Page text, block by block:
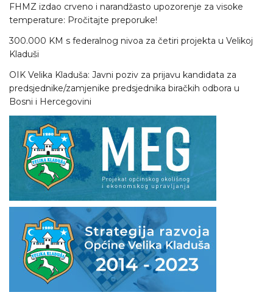
FHMZ izdao crveno i narandžasto upozorenje za visoke
temperature: Pročitajte preporuke!
300.000 KM s federalnog nivoa za četiri projekta u Velikoj
Kladuši
OIK Velika Kladuša: Javni poziv za prijavu kandidata za
predsjednike/zamjenike predsjednika biračkih odbora u
Bosni i Hercegovini